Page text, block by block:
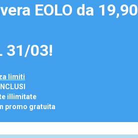
EOLO da 19,90
31/03!
limiti
illimitate
promo gratuita